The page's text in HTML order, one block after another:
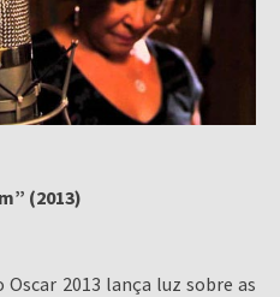
(2013)
2013 lança luz sobre as